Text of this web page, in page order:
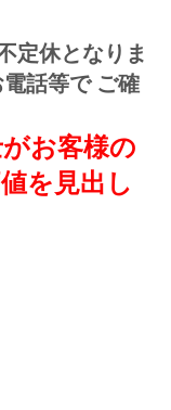
定休となりま
話等で ご確
お客様の
を見出し